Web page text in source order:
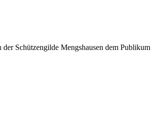
Schützengilde Mengshausen dem Publikum